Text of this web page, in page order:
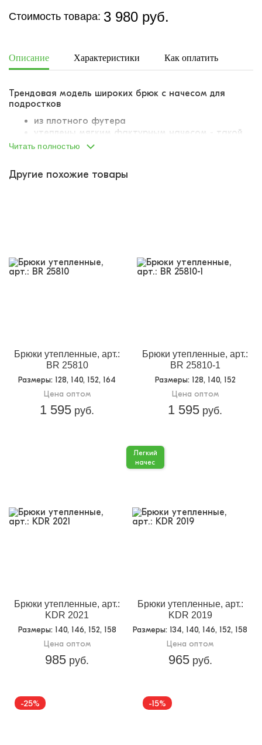
Стоимость товара: 3 980 руб.
Описание Характеристики Как оплатить
Трендовая модель широких брюк с начесом для
подростков
из плотного футера
утеплены мягким фактурным начесом - такой
начес называют "барашек"
резинка продублирована шнурком-завязкой для
Читать полностью
Другие похожие товары
Брюки утепленные, арт.:
BR 25810
Размеры: 128, 140, 152, 164
Цена оптом
1 595 руб.
Брюки утепленные, арт.:
BR 25810-1
Размеры: 128, 140, 152
Цена оптом
1 595 руб.
Брюки утепленные, арт.:
KDR 2021
Размеры: 140, 146, 152, 158
Цена оптом
985 руб.
Легкий
начес
Брюки утепленные, арт.:
KDR 2019
Размеры: 134, 140, 146, 152, 158
Цена оптом
965руб.
-25% -15%